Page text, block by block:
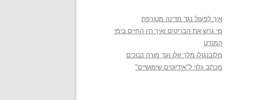
איך לפעול נגד מדינה מטורפת
מי גרש את הבריטים ואיך היו החיים בימי
המנדט
מלובנגולו מלך זולו ועד מורה נבוכים
מכתב גלוי ל"אידיוטים שימושיים"